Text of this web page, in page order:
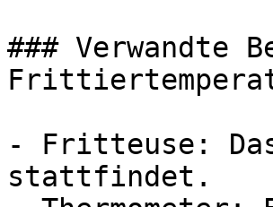
### Verwandte
- Fritteuse:
stattfindet.